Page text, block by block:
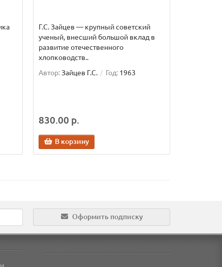
Г.С. Зайцев — крупный советский
ученый, внесший большой вклад в
развитие отечественного
хлопководств..
Автор:Зайцев Г.С. Год: 1963
830.00 р.
В корзину
Оформить подписку